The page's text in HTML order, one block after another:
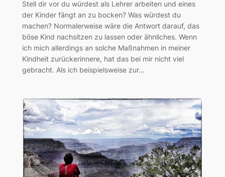
Stell dir vor du würdest als Lehrer arbeiten und eines
der Kinder fängt an zu bocken? Was würdest du
machen? Normalerweise wäre die Antwort darauf, das
böse Kind nachsitzen zu lassen oder ähnliches. Wenn
ich mich allerdings an solche Maßnahmen in meiner
Kindheit zurückerinnere, hat das bei mir nicht viel
gebracht. Als ich beispielsweise zur…